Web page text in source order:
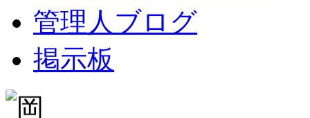
管理人ブログ
掲示板